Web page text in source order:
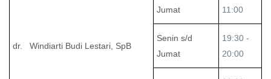
dr. Windiarti Budi Lestari, SpB
Jumat
11:00
Senin s/d
Jumat
19:30 -
20:00